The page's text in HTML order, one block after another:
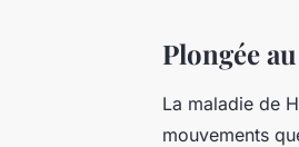
Plongée
La maladie de
mouvements